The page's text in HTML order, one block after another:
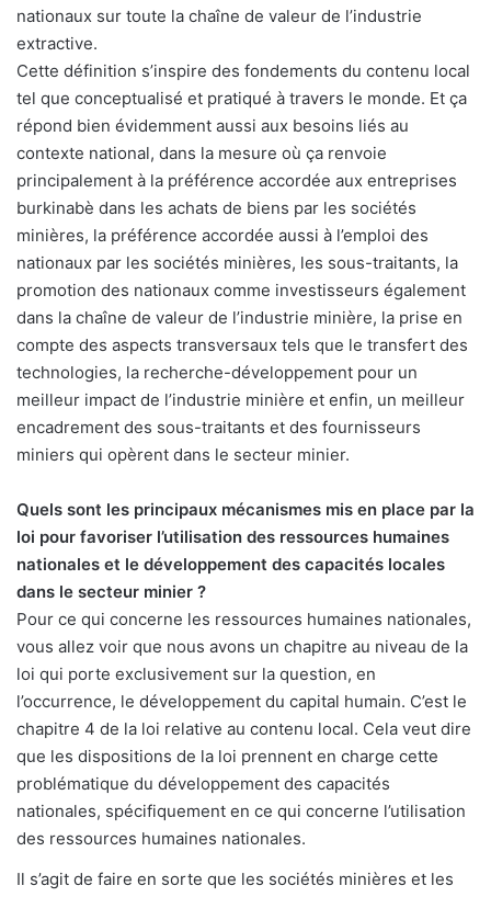
nationaux sur toute la chaîne de valeur de l’industrie
extractive.
Cette définition s’inspire des fondements du contenu local
tel que conceptualisé et pratiqué à travers le monde. Et ça
répond bien évidemment aussi aux besoins liés au
contexte national, dans la mesure où ça renvoie
principalement à la préférence accordée aux entreprises
burkinabè dans les achats de biens par les sociétés
minières, la préférence accordée aussi à l’emploi des
nationaux par les sociétés minières, les sous-traitants, la
promotion des nationaux comme investisseurs également
dans la chaîne de valeur de l’industrie minière, la prise en
compte des aspects transversaux tels que le transfert des
technologies, la recherche-développement pour un
meilleur impact de l’industrie minière et enfin, un meilleur
encadrement des sous-traitants et des fournisseurs
miniers qui opèrent dans le secteur minier.
Quels sont les principaux mécanismes mis en place par la
loi pour favoriser l’utilisation des ressources humaines
nationales et le développement des capacités locales
dans le secteur minier ?
Pour ce qui concerne les ressources humaines nationales,
vous allez voir que nous avons un chapitre au niveau de la
loi qui porte exclusivement sur la question, en
l’occurrence, le développement du capital humain. C’est le
chapitre 4 de la loi relative au contenu local. Cela veut dire
que les dispositions de la loi prennent en charge cette
problématique du développement des capacités
nationales, spécifiquement en ce qui concerne l’utilisation
des ressources humaines nationales.
Il s’agit de faire en sorte que les sociétés minières et les